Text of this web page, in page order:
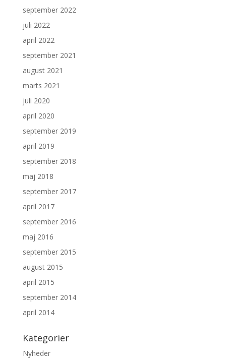
september 2022
juli 2022
april 2022
september 2021
august 2021
marts 2021
juli 2020
april 2020
september 2019
april 2019
september 2018
maj 2018
september 2017
april 2017
september 2016
maj 2016
september 2015
august 2015
april 2015
september 2014
april 2014
Kategorier
Nyheder